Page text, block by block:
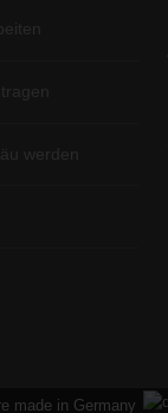
werden
made in Germany